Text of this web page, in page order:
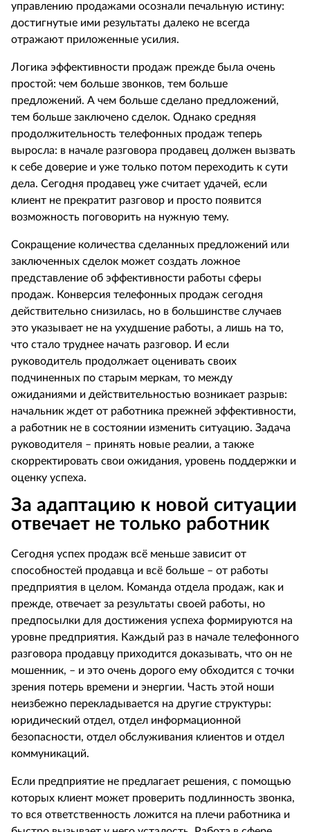
управлению продажами осознали печальную истину:
достигнутые ими результаты далеко не всегда
отражают приложенные усилия.
Логика эффективности продаж прежде была очень
простой: чем больше звонков, тем больше
предложений. А чем больше сделано предложений,
тем больше заключено сделок. Однако средняя
продолжительность телефонных продаж теперь
выросла: в начале разговора продавец должен вызвать
к себе доверие и уже только потом переходить к сути
дела. Сегодня продавец уже считает удачей, если
клиент не прекратит разговор и просто появится
возможность поговорить на нужную тему.
Сокращение количества сделанных предложений или
заключенных сделок может создать ложное
представление об эффективности работы сферы
продаж. Конверсия телефонных продаж сегодня
действительно снизилась, но в большинстве случаев
это указывает не на ухудшение работы, а лишь на то,
что стало труднее начать разговор. И если
руководитель продолжает оценивать своих
подчиненных по старым меркам, то между
ожиданиями и действительностью возникает разрыв:
начальник ждет от работника прежней эффективности,
а работник не в состоянии изменить ситуацию. Задача
руководителя – принять новые реалии, а также
скорректировать свои ожидания, уровень поддержки и
оценку успеха.
За адаптацию к новой ситуации
отвечает не только работник
Сегодня успех продаж всё меньше зависит от
способностей продавца и всё больше – от работы
предприятия в целом. Команда отдела продаж, как и
прежде, отвечает за результаты своей работы, но
предпосылки для достижения успеха формируются на
уровне предприятия. Каждый раз в начале телефонного
разговора продавцу приходится доказывать, что он не
мошенник, – и это очень дорого ему обходится с точки
зрения потерь времени и энергии. Часть этой ноши
неизбежно перекладывается на другие структуры:
юридический отдел, отдел информационной
безопасности, отдел обслуживания клиентов и отдел
коммуникаций.
Если предприятие не предлагает решения, с помощью
которых клиент может проверить подлинность звонка,
то вся ответственность ложится на плечи работника и